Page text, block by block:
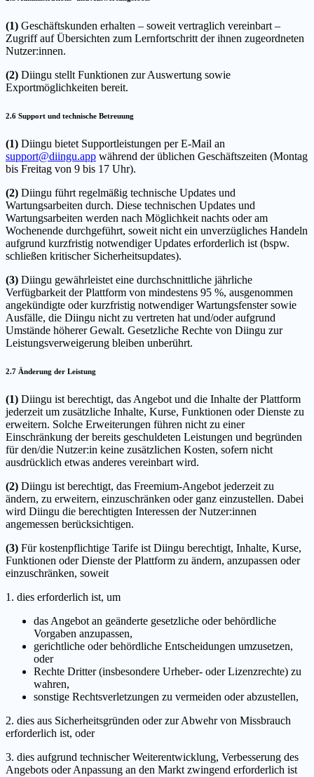
(1) Geschäftskunden erhalten – soweit vertraglich vereinbart –
Zugriff auf Übersichten zum Lernfortschritt der ihnen zugeordneten
Nutzer:innen.
(2) Diingu stellt Funktionen zur Auswertung sowie
Exportmöglichkeiten bereit.
2.6 Support und technische Betreuung
(1) Diingu bietet Supportleistungen per E-Mail an
support@diingu.app während der üblichen Geschäftszeiten (Montag
bis Freitag von 9 bis 17 Uhr).
(2) Diingu führt regelmäßig technische Updates und
Wartungsarbeiten durch. Diese technischen Updates und
Wartungsarbeiten werden nach Möglichkeit nachts oder am
Wochenende durchgeführt, soweit nicht ein unverzügliches Handeln
aufgrund kurzfristig notwendiger Updates erforderlich ist (bspw.
schließen kritischer Sicherheitsupdates).
(3) Diingu gewährleistet eine durchschnittliche jährliche
Verfügbarkeit der Plattform von mindestens 95 %, ausgenommen
angekündigte oder kurzfristig notwendiger Wartungsfenster sowie
Ausfälle, die Diingu nicht zu vertreten hat und/oder aufgrund
Umstände höherer Gewalt. Gesetzliche Rechte von Diingu zur
Leistungsverweigerung bleiben unberührt.
2.7 Änderung der Leistung
(1) Diingu ist berechtigt, das Angebot und die Inhalte der Plattform
jederzeit um zusätzliche Inhalte, Kurse, Funktionen oder Dienste zu
erweitern. Solche Erweiterungen führen nicht zu einer
Einschränkung der bereits geschuldeten Leistungen und begründen
für den/die Nutzer:in keine zusätzlichen Kosten, sofern nicht
ausdrücklich etwas anderes vereinbart wird.
(2) Diingu ist berechtigt, das Freemium-Angebot jederzeit zu
ändern, zu erweitern, einzuschränken oder ganz einzustellen. Dabei
wird Diingu die berechtigten Interessen der Nutzer:innen
angemessen berücksichtigen.
(3) Für kostenpflichtige Tarife ist Diingu berechtigt, Inhalte, Kurse,
Funktionen oder Dienste der Plattform zu ändern, anzupassen oder
einzuschränken, soweit
1. dies erforderlich ist, um
das Angebot an geänderte gesetzliche oder behördliche
Vorgaben anzupassen,
gerichtliche oder behördliche Entscheidungen umzusetzen,
oder
Rechte Dritter (insbesondere Urheber- oder Lizenzrechte) zu
wahren,
sonstige Rechtsverletzungen zu vermeiden oder abzustellen,
2. dies aus Sicherheitsgründen oder zur Abwehr von Missbrauch
erforderlich ist, oder
3. dies aufgrund technischer Weiterentwicklung, Verbesserung des
Angebots oder Anpassung an den Markt zwingend erforderlich ist